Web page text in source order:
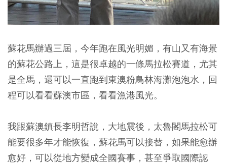
蘇花馬辦過三屆，今年跑在風光明媚，有山又有海景
的蘇花公路上，這是很卓越的一條馬拉松賽道，尤其
是全馬，還可以一直跑到東澳粉鳥林海灘泡泡水，回
程可以看看蘇澳市區，看看漁港風光。
我跟蘇澳鎮長李明哲說，大地震後，太魯閣馬拉松可
能要很多年才能恢復，蘇花馬可以接替，如果能愈辦
愈好，可以從地方變成全國賽事，甚至爭取國際認